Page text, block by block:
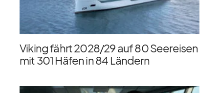
Viking fährt 2028/​29 auf 80 Seereisen
mit 301 Häfen in 84 Ländern